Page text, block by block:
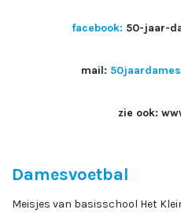
facebook: 50-jaar-
mail:
zie ook:
Damesvoetbal
Meisjes van basisschool Het